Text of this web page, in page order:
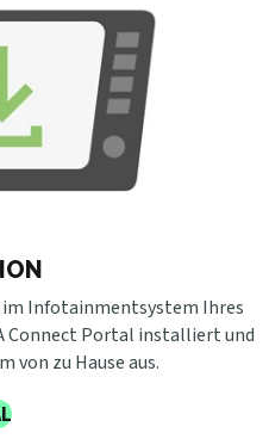
im Infotainmentsystem Ihres
Connect Portal installiert und
von zu Hause aus.